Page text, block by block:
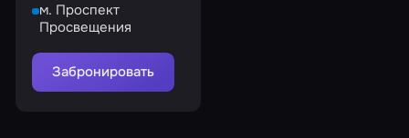
награду
м. Проспект
Просвещения
Забронировать